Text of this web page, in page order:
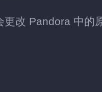
改 Pandora 中的